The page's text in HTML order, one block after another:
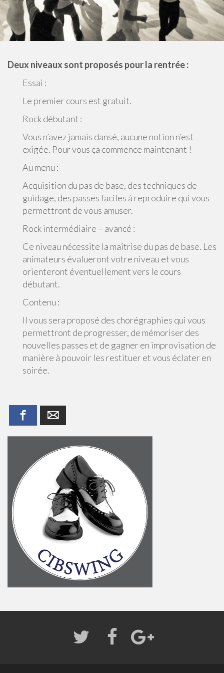
n
u
Deux niveaux sont proposés pour la rentrée :
Essai :
Le premier cours est gratuit.
Rock débutant :
Vous n’avez jamais dansé, aucune notion n’est
exigée. Pour vous ça commence maintenant !
Au menu :
Acquisition du pas de base, des techniques de
guidage, des passes faciles à reproduire qui vous
permettront de vous amuser.
Rock intermédiaire – avancé :
Ce niveau nécessite la maîtrise du pas de base. Les
animateurs évalueront votre niveau et vous
orienteront éventuellement vers le cours
débutant.
Contenu :
Il vous sera proposé des chorégraphies qui vous
permettront de progresser, de mémoriser des
nouvelles passes et de gagner en improvisation de
manière à pouvoir les restituer et vous éclater en
soirée.
Facebook